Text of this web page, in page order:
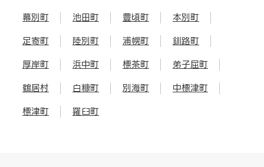
幕別町 池田町 豊頃町 本別町
足寄町 陸別町 浦幌町 釧路町
厚岸町 浜中町 標茶町 弟子屈町
鶴居村 白糠町 別海町 中標津町
標津町 羅臼町